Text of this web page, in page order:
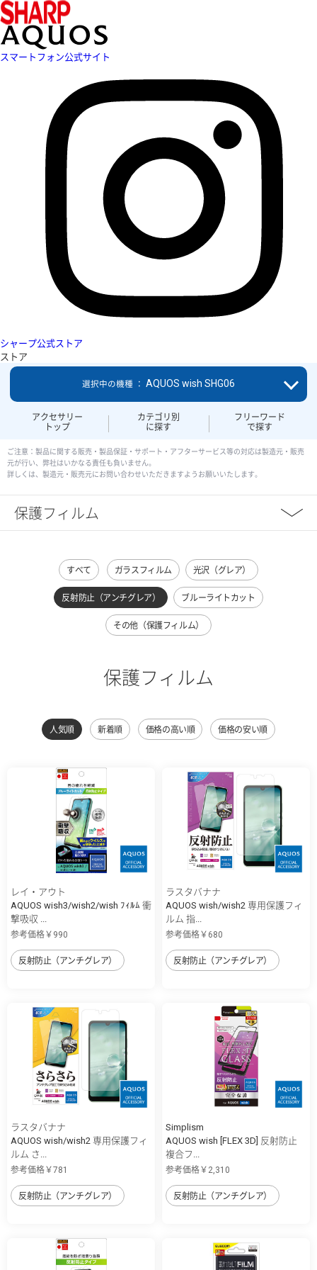
スマートフォン公式サイト
シャープ公式ストア
ストア
アクセサリー
トップ
カテゴリ別
に探す
フリーワード
で探す
選択中の機種 ： AQUOS wish SHG06
ご注意：製品に関する販売・製品保証・サポート・アフターサービス等の対応は製造元・販売
元が行い、弊社はいかなる責任も負いません。
詳しくは、製造元・販売元にお問い合わせいただきますようお願いいたします。
保護フィルム
すべて ガラスフィルム 光沢（グレア）
反射防止（アンチグレア） ブルーライトカット
その他（保護フィルム）
保護フィルム
人気順 新着順 価格の高い順 価格の安い順
レイ・アウト
AQUOS wish3/wish2/wish ﾌｨﾙﾑ 衝
撃吸収 ...
参考価格￥990
反射防止（アンチグレア）
ラスタバナナ
AQUOS wish/wish2 専用保護フィ
ルム 指...
参考価格￥680
反射防止（アンチグレア）
ラスタバナナ
AQUOS wish/wish2 専用保護フィ
ルム さ...
参考価格￥781
反射防止（アンチグレア）
Simplism
AQUOS wish [FLEX 3D] 反射防止
複合フ...
参考価格￥2,310
反射防止（アンチグレア）